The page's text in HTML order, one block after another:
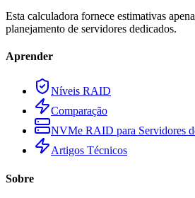
Esta calculadora fornece estimativas
planejamento de servidores dedicados.
Aprender
Níveis RAID
Comparação
NVMe RAID para Servidores
Artigos Técnicos
Sobre